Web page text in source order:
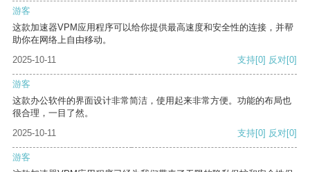
游客
这款加速器VPM应用程序可以给你提供最高速度和安全性的连接，并帮
助你在网络上自由移动。
2025-10-11
支持[0] 反对[0]
游客
这款办公软件的界面设计非常简洁，使用起来非常方便。功能的布局也
很合理，一目了然。
2025-10-11
支持[0] 反对[0]
游客